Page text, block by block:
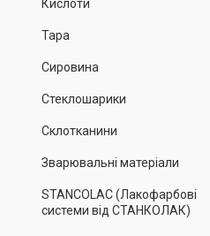
Кислоти
Тара
Сировина
Стеклошарики
Склотканини
Зварювальні матеріали
STANCOLAC (Лакофарбові
системи від СТАНКОЛАК)